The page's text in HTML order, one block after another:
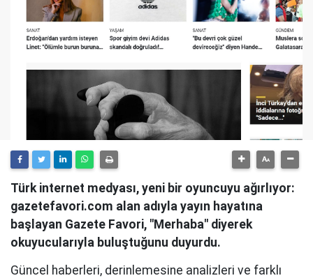
Türk internet medyası, yeni bir oyuncuyu ağırlıyor:
gazetefavori.com alan adıyla yayın hayatına
başlayan Gazete Favori, "Merhaba" diyerek
okuyucularıyla buluştuğunu duyurdu.
Güncel haberleri, derinlemesine analizleri ve farklı